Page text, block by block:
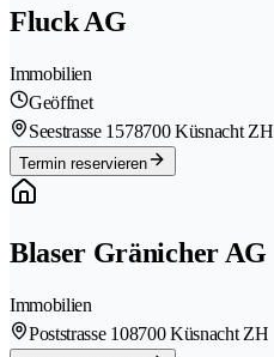
Fluck AG
Immobilien
Geöffnet
Seestrasse 1578700 Küsnacht ZH
Termin reservieren
Blaser Gränicher AG
Immobilien
Poststrasse 108700 Küsnacht ZH